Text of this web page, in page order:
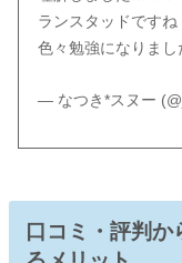
ランスタッドですね
色々勉強になりまし
— なつき*スヌー
口コミ・評判か